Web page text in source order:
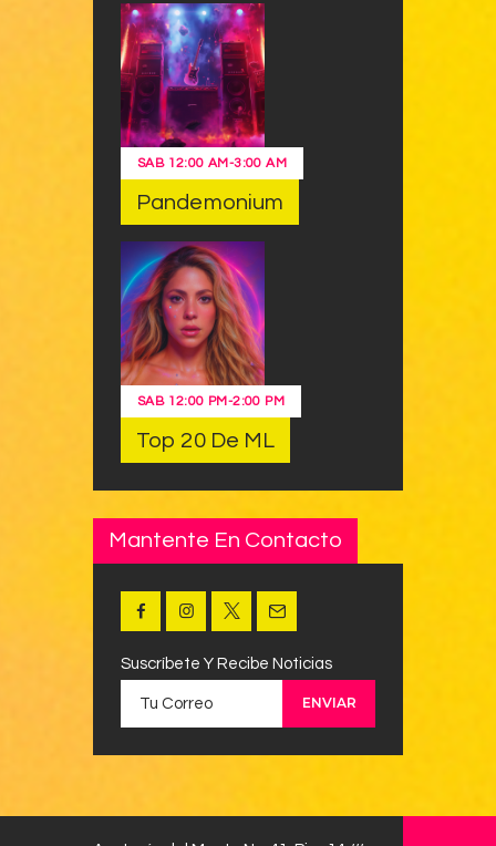
SAB 12:00 AM-3:00 AM
Pandemonium
SAB 12:00 PM-2:00 PM
Top 20 De ML
Mantente En Contacto
Suscríbete Y Recibe Noticias